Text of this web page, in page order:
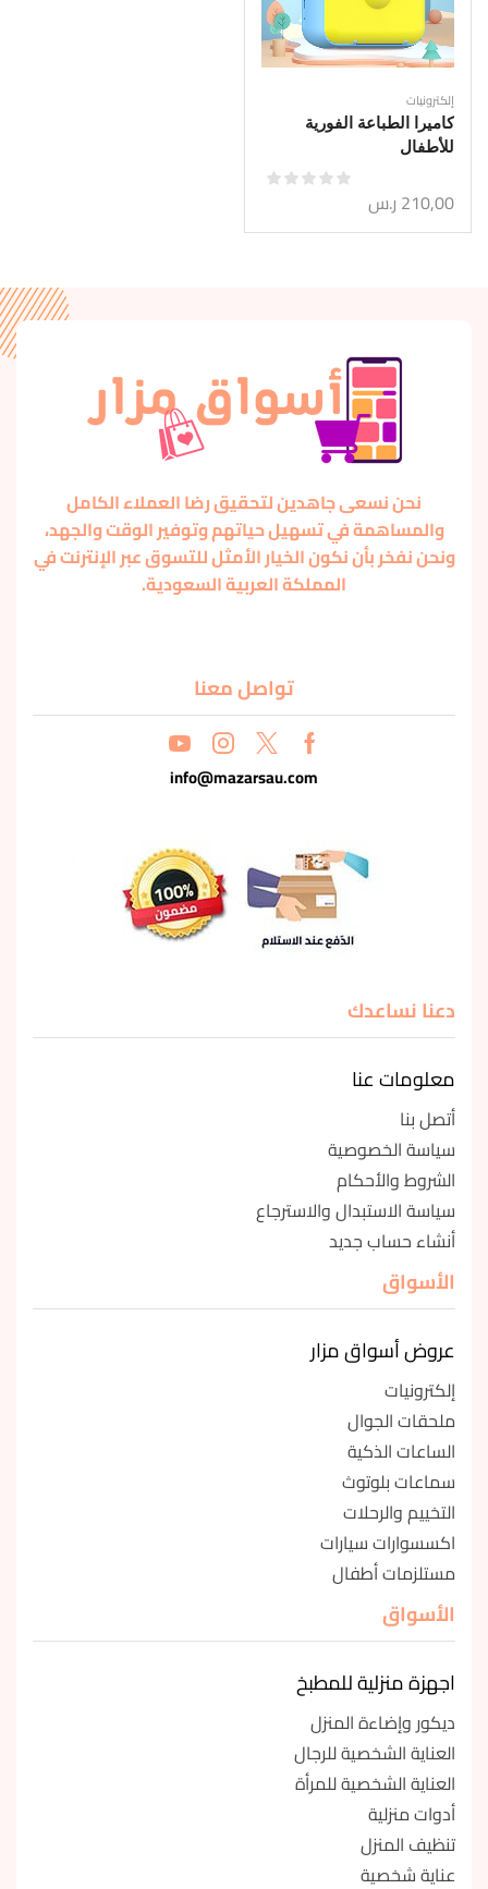
إلكترونيات
كاميرا الطباعة الفورية
للأطفال
210,00 ر.س
نحن نسعى جاهدين لتحقيق رضا العملاء الكامل
والمساهمة في تسهيل حياتهم وتوفير الوقت والجهد،
ونحن نفخر بأن نكون الخيار الأمثل للتسوق عبر الإنترنت في
المملكة العربية السعودية.
تواصل معنا
info@mazarsau.com
دعنا نساعدك
معلومات عنا
أتصل بنا
سياسة الخصوصية
الشروط والأحكام
سياسة الاستبدال والاسترجاع
أنشاء حساب جديد
الأسواق
عروض أسواق مزار
إلكترونيات
ملحقات الجوال
الساعات الذكية
سماعات بلوتوث
التخييم والرحلات
اكسسوارات سيارات
مستلزمات أطفال
الأسواق
اجهزة منزلية للمطبخ
ديكور وإضاءة المنزل
العناية الشخصية للرجال
العناية الشخصية للمرأة
أدوات منزلية
تنظيف المنزل
عناية شخصية